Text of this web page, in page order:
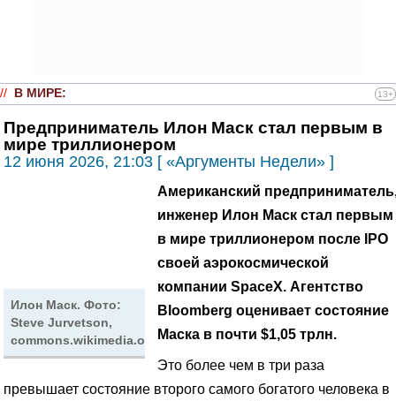
// В МИРЕ: 13+
Предприниматель Илон Маск стал первым в
мире триллионером
12 июня 2026, 21:03 [ «Аргументы Недели» ]
Илон Маск. Фото:
Steve Jurvetson,
commons.wikimedia.org
Американский
инженер Илон Маск стал первым
в мире триллионером после IPO
своей аэрокосмической
компании SpaceX. Агентство
Bloomberg оценивает состояние
Маска в почти $1,05 трлн.
Это более чем в три раза
превышает состояние второго самого богатого человека в